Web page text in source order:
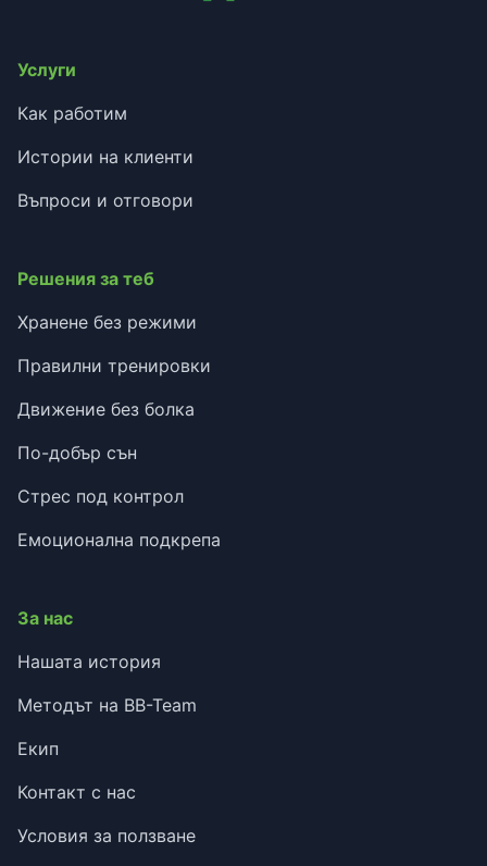
Услуги
Как работим
Истории на клиенти
Въпроси и отговори
Решения за теб
Хранене без режими
Правилни тренировки
Движение без болка
По-добър сън
Стрес под контрол
Емоционална подкрепа
За нас
Нашата история
Методът на BB-Team
Екип
Контакт с нас
Условия за ползване